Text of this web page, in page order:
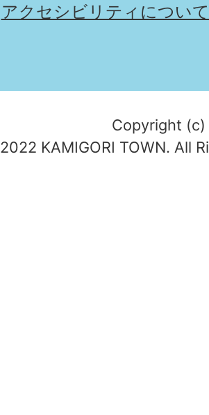
アクセシビリティについて
Copyright (c)
2022 KAMIGORI TOWN. All